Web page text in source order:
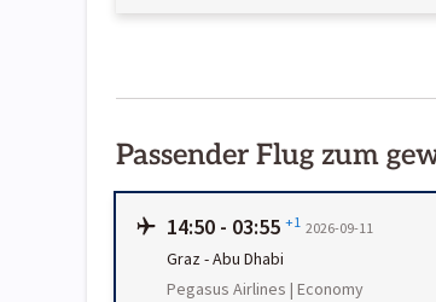
Passender Flug zum
14:50 - 03:55 +1 2026-09-11
Graz-Abu Dhabi
Pegasus Airlines | Economy